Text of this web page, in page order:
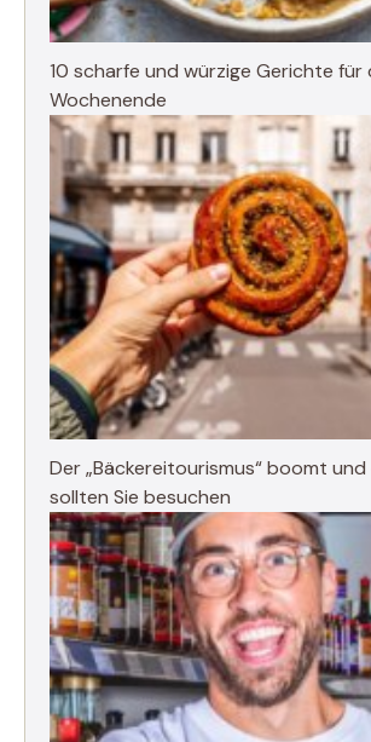
10 scharfe und würzige Gerichte für
Wochenende
Der „Bäckereitourismus“ boomt
sollten Sie besuchen